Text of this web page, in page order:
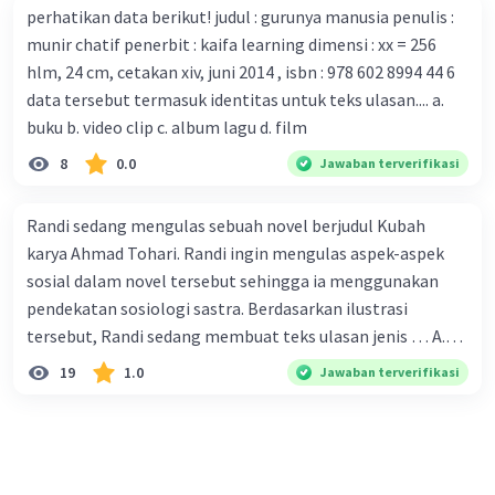
serangan virus Corona dengan menemukan vaksin virus
tersebut. B. Para ilmuan perlu segera mempelajari virus
corona yang menjadi masalah besar bagi kesehatan dunia
karena persebarannya sangat cepat. C. Masyarakat perlu
mawas diri dan menjaga kesehatan dalam menghadapi
serangan virus corona yang mulai menyebar di Indonesia,
D. Virus corona menjadi masalah besar bagi kesehatan
perhatikan data berikut! judul : gurunya manusia penulis :
munir chatif penerbit : kaifa learning dimensi : xx = 256
hlm, 24 cm, cetakan xiv, juni 2014 , isbn : 978 602 8994 44 6
data tersebut termasuk identitas untuk teks ulasan.... a.
buku b. video clip c. album lagu d. film
8 0.0 Jawaban terverifikasi
Randi sedang mengulas sebuah novel berjudul Kubah
karya Ahmad Tohari. Randi ingin mengulas aspek-aspek
sosial dalam novel tersebut sehingga ia menggunakan
pendekatan sosiologi sastra. Berdasarkan ilustrasi
tersebut, Randi sedang membuat teks ulasan jenis … A.
deskriptif B. objektif C. informatif D. kritis
19 1.0 Jawaban terverifikasi